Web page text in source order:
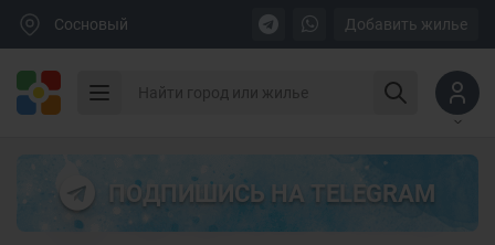
Сосновый Добавить жилье
ПОДПИШИСЬ НА TELEGRAM